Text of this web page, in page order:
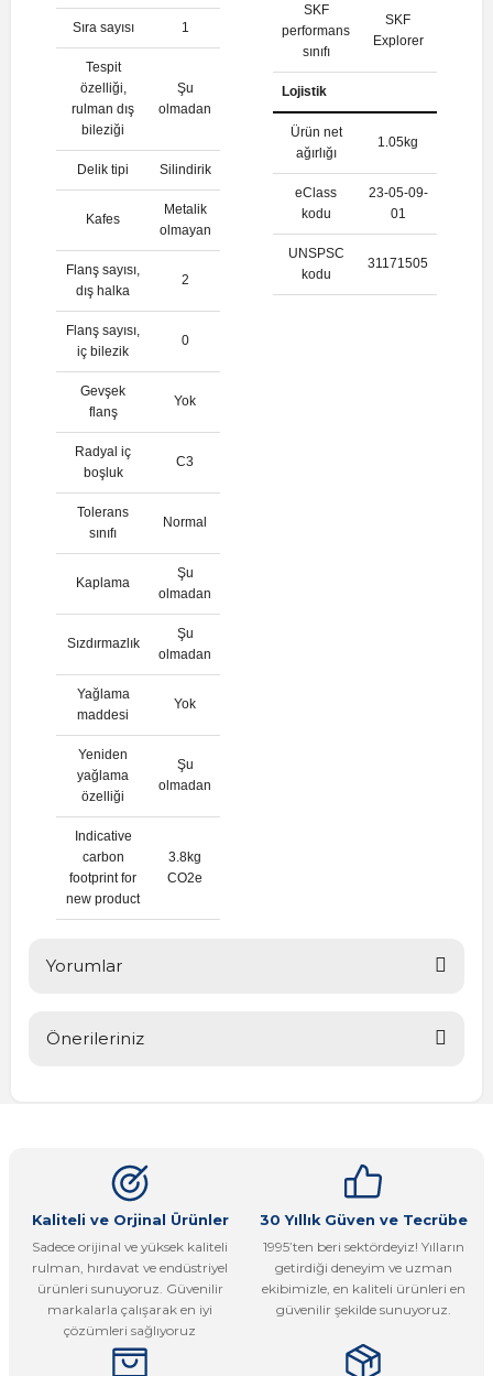
Sıra sayısı 1
Tespit
özelliği,
rulman dış
bileziği
Şu
olmadan
Delik tipi Silindirik
Kafes
Metalik
olmayan
Flanş sayısı,
dış halka
2
Flanş sayısı,
iç bilezik
0
Gevşek
flanş
Yok
Radyal iç
boşluk
C3
Tolerans
sınıfı
Normal
Kaplama
Şu
olmadan
Sızdırmazlık
Şu
olmadan
Yağlama
maddesi
Yok
Yeniden
yağlama
özelliği
Şu
olmadan
Indicative
carbon
footprint for
new product
3.8kg
CO2e
SKF
performans
sınıfı
SKF
Explorer
Lojistik
Ürün net
ağırlığı
1.05kg
eClass
kodu
23-05-09-
01
UNSPSC
kodu
31171505
Yorumlar
Önerileriniz
Görüş ve önerileriniz için teşekkür ederiz.
Ürün resmi kalitesiz, bozuk veya görüntülenemiyor.
Ürün açıklamasında eksik bilgiler bulunuyor.
Ürün bilgilerinde hatalar bulunuyor.
Ürün fiyatı diğer sitelerden daha pahalı.
Bu ürüne benzer farklı alternatifler olmalı.
Kaliteli ve Orjinal Ürünler
Sadece orijinal ve yüksek kaliteli
rulman, hırdavat ve endüstriyel
ürünleri sunuyoruz. Güvenilir
markalarla çalışarak en iyi
çözümleri sağlıyoruz
30 Yıllık Güven ve Tecrübe
1995’ten beri sektördeyiz! Yılların
getirdiği deneyim ve uzman
ekibimizle, en kaliteli ürünleri en
güvenilir şekilde sunuyoruz.